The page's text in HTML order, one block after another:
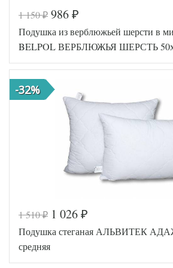
Код товара
Артикул
BP46071457
55121
Плотность
Средняя
Размер
подушки
50х68
Наполнитель
Belpol
(Россия)
Код товара
Артикул
BP46071457
Плотность
1 150₽ 986 ₽
Подушка из верблюжьей шерсти в
BELPOL ВЕРБЛЮЖЬЯ ШЕРСТЬ
-32%
1 510₽ 1 026 ₽
Подушка стеганая АЛЬВИТЕК
средняя